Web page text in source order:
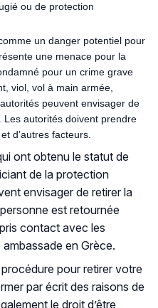
ou de protection
un danger potentiel pour
une menace pour la
pour un crime grave
viol, vol à main armée,
peuvent envisager de
autorités doivent prendre
d’autres facteurs.
ont obtenu le statut de
de la protection
envisager de retirer la
est retournée
contact avec les
en Grèce.
pour retirer votre
par écrit des raisons de
le droit d’être